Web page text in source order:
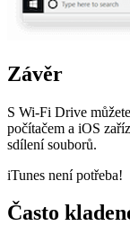
Závěr
S Wi-Fi Drive
počítačem a iOS
sdílení souborů.
iTunes není potřeba!
Často